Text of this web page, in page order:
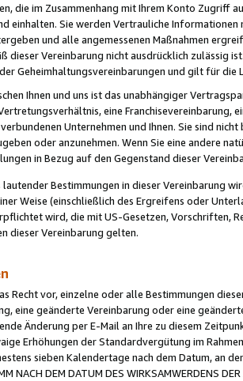
die im Zusammenhang mit Ihrem Konto
einhalten. Sie werden Vertrauliche
und alle angemessenen Maßnahmen
dieser Vereinbarung nicht ausdrücklich zulässig
Geheimhaltungsvereinbarungen und gilt für die
Ihnen und uns ist das unabhängiger
eine Franchisevereinbarung,
Unternehmen und Ihnen. Sie sind
oder anzunehmen. Wenn Sie eine andere
in Bezug auf den Gegenstand dieser
Bestimmungen in dieser Vereinbarung
Weise (einschließlich des Ergreifens oder
wird, die mit US-Gesetzen, Vorschriften,
dieser Vereinbarung gelten.
Recht vor, einzelne oder alle Bestimmungen
eine geänderte Vereinbarung oder eine
Änderung per E-Mail an Ihre zu diesem
Erhöhungen der Standardvergütung im
sieben Kalendertage nach dem Datum, an
NACH DEM DATUM DES WIRKSAMWERDENS